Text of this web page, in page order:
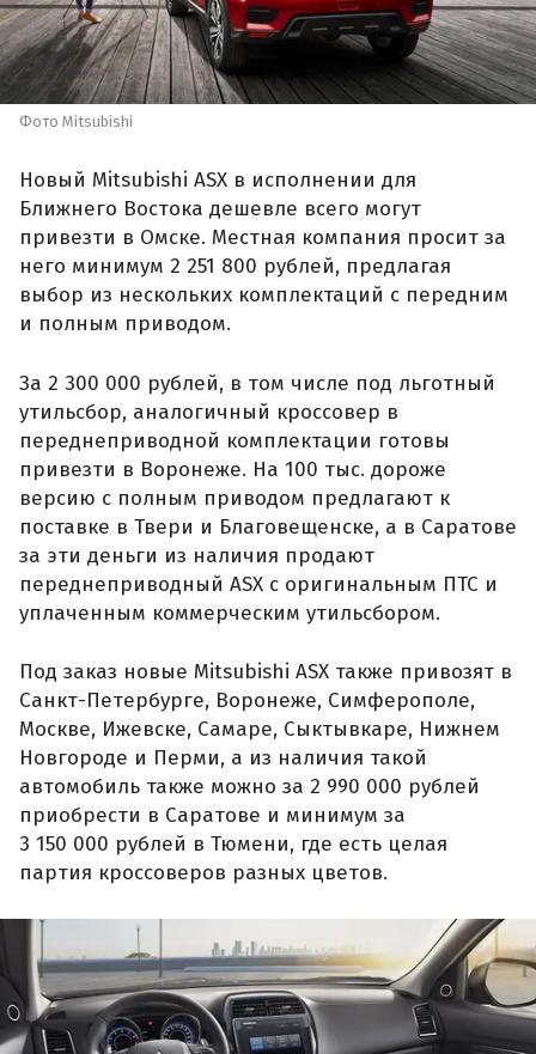
Фото Mitsubishi
Новый Mitsubishi ASX в исполнении для
Ближнего Востока дешевле всего могут
привезти в Омске. Местная компания просит за
него минимум 2 251 800 рублей, предлагая
выбор из нескольких комплектаций с передним
и полным приводом.
За 2 300 000 рублей, в том числе под льготный
утильсбор, аналогичный кроссовер в
переднеприводной комплектации готовы
привезти в Воронеже. На 100 тыс. дороже
версию с полным приводом предлагают к
поставке в Твери и Благовещенске, а в Саратове
за эти деньги из наличия продают
переднеприводный ASX с оригинальным ПТС и
уплаченным коммерческим утильсбором.
Под заказ новые Mitsubishi ASX также привозят в
Санкт-Петербурге, Воронеже, Симферополе,
Москве, Ижевске, Самаре, Сыктывкаре, Нижнем
Новгороде и Перми, а из наличия такой
автомобиль также можно за 2 990 000 рублей
приобрести в Саратове и минимум за
3 150 000 рублей в Тюмени, где есть целая
партия кроссоверов разных цветов.